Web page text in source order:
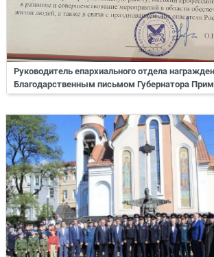
Руководитель епархиального отдела награжден
Благодарственным письмом Губернатора